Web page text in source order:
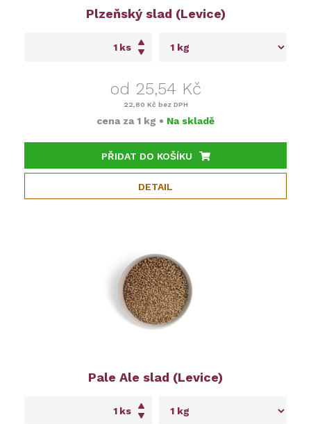
Plzeňský slad (Levice)
ks
od 25,54 Kč
22,80 Kč bez DPH
cena za 1 kg • Na skladě
PŘIDAT DO KOŠÍKU
DETAIL
Pale Ale slad (Levice)
ks